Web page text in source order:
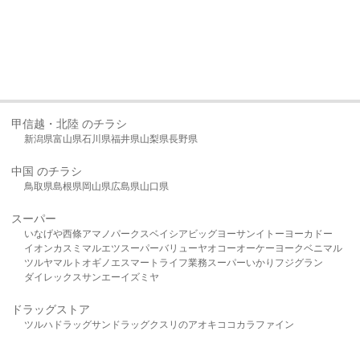
甲信越・北陸 のチラシ
新潟県富山県石川県福井県山梨県長野県
中国 のチラシ
鳥取県島根県岡山県広島県山口県
スーパー
いなげや西條アマノパークスベイシア ビッグヨーサンイトーヨーカドー
イオンカスミ マルエツスーパーバリューヤオコーオーケー ヨークベニマル
ツルヤマルト オギノ エスマート ライフ業務スーパーいかり フジグラン
ダイレックスサンエーイズミヤ
ドラッグストア
ツルハドラッグサンドラッグクスリのアオキ ココカラファイン